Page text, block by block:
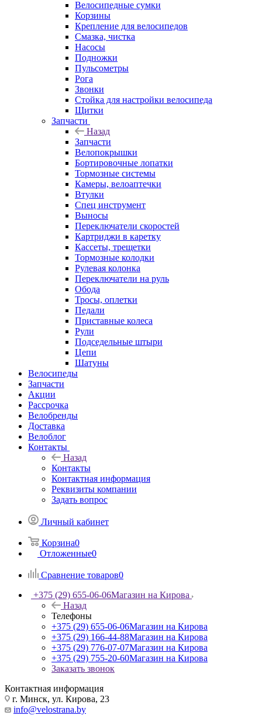
Велосипедные сумки
Корзины
Крепление для велосипедов
Смазка, чистка
Насосы
Подножки
Пульсометры
Рога
Звонки
Стойка для настройки велосипеда
Щитки
Запчасти
Назад
Запчасти
Велопокрышки
Бортировочные лопатки
Тормозные системы
Камеры, велоаптечки
Втулки
Спец инструмент
Выносы
Переключатели скоростей
Картриджи в каретку
Кассеты, трещетки
Тормозные колодки
Рулевая колонка
Переключатели на руль
Обода
Тросы, оплетки
Педали
Приставные колеса
Рули
Подседельные штыри
Цепи
Шатуны
Велосипеды
Запчасти
Акции
Рассрочка
Велобренды
Доставка
Велоблог
Контакты
Назад
Контакты
Контактная информация
Реквизиты компании
Задать вопрос
Личный кабинет
Корзина0
Отложенные0
Сравнение товаров0
+375 (29) 655-06-06Магазин на Кирова
Назад
Телефоны
+375 (29) 655-06-06Магазин на Кирова
+375 (29) 166-44-88Магазин на Кирова
+375 (29) 776-07-07Магазин на Кирова
+375 (29) 755-20-60Магазин на Кирова
Заказать звонок
Контактная информация
г. Минск, ул. Кирова, 23
info@velostrana.by